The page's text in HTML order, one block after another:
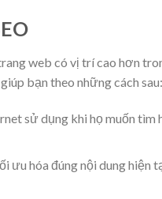
web có vị trí cao hơn
bạn theo những cách sau:
sử dụng khi họ muốn tìm
ưu hóa đúng nội dung hiện